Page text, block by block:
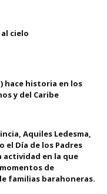
cielo
hace historia en los
y del Caribe
Aquiles Ledesma,
Día de los Padres
en la que
de
familias barahoneras.